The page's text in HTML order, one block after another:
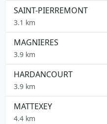
SAINT-PIERREMONT
3.1 km
MAGNIERES
3.9 km
HARDANCOURT
3.9 km
MATTEXEY
4.4 km